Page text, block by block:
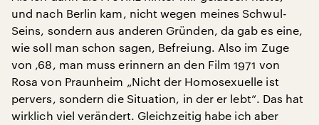
und nach Berlin kam, nicht wegen meines Schwul-
Seins, sondern aus anderen Gründen, da gab es eine,
wie soll man schon sagen, Befreiung. Also im Zuge
von ‚68, man muss erinnern an den Film 1971 von
Rosa von Praunheim „Nicht der Homosexuelle ist
pervers, sondern die Situation, in der er lebt“. Das hat
wirklich viel verändert. Gleichzeitig habe ich aber